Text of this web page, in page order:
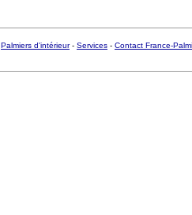
Palmiers d'intérieur- Services - Contact France-